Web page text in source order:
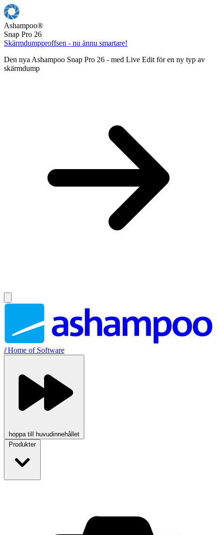
Ashampoo®
Snap Pro 26
Skärmdumpproffsen - nu ännu smartare!
Den nya Ashampoo Snap Pro 26 - med Live Edit för en ny typ av
skärmdump
//Home of Software
hoppa till huvudinnehållet
Produkter